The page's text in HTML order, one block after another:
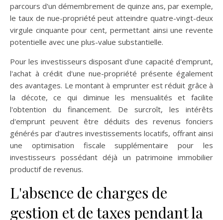
parcours d'un démembrement de quinze ans, par exemple,
le taux de nue-propriété peut atteindre quatre-vingt-deux
virgule cinquante pour cent, permettant ainsi une revente
potentielle avec une plus-value substantielle.
Pour les investisseurs disposant d'une capacité d'emprunt,
l'achat à crédit d'une nue-propriété présente également
des avantages. Le montant à emprunter est réduit grâce à
la décote, ce qui diminue les mensualités et facilite
l'obtention du financement. De surcroît, les intérêts
d'emprunt peuvent être déduits des revenus fonciers
générés par d'autres investissements locatifs, offrant ainsi
une optimisation fiscale supplémentaire pour les
investisseurs possédant déjà un patrimoine immobilier
productif de revenus.
L'absence de charges de
gestion et de taxes pendant la